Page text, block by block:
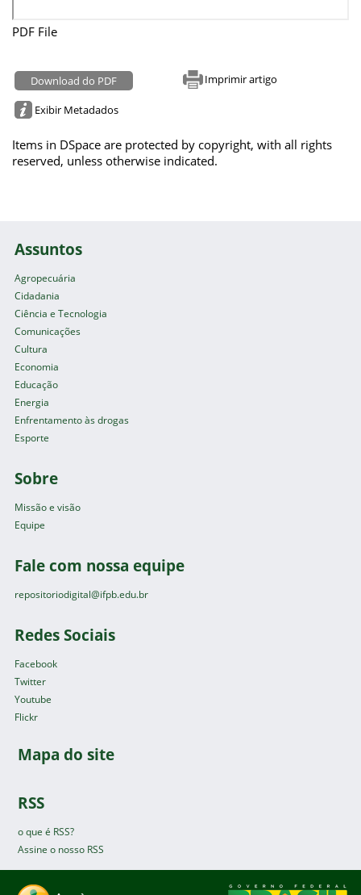
PDF File
Download do PDF Imprimir artigo
Exibir Metadados
Items in DSpace are protected by copyright, with all rights
reserved, unless otherwise indicated.
Assuntos
Agropecuária
Cidadania
Ciência e Tecnologia
Comunicações
Cultura
Economia
Educação
Energia
Enfrentamento às drogas
Esporte
Sobre
Missão e visão
Equipe
Fale com nossa equipe
repositoriodigital@ifpb.edu.br
Redes Sociais
Facebook
Twitter
Youtube
Flickr
Mapa do site
RSS
o que é RSS?
Assine o nosso RSS